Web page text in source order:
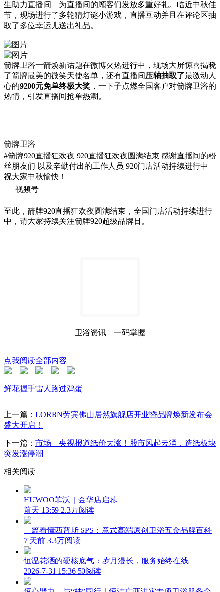
生助力直播间，为直播间的顾客们发放多重好礼。 临近中秋佳
节，现场进行了多轮猜灯谜小游戏，直播互动并且在评论区抽
取了多位幸运儿送出礼品。
箭牌卫浴一箭焕新话题在微博火热进行中，现场大屏惊喜揭晓
了箭牌最美的微笑天使名单，还有直播间压轴抽取了最激动人
心的9200元免单终极大奖 ，一下子点燃全国客户对箭牌卫浴的
热情，引发直播间抢单热潮。
箭牌卫浴
#箭牌920直播狂欢夜 920直播狂欢夜圆满结束 感谢直播间的粉
丝朋友们 以及辛勤付出的工作人员 920门店活动持续进行中
祝大家中秋愉快！
视频号
至此，箭牌920直播狂欢夜圆满结束，全国门店活动持续进行
中，请大家持续关注箭牌920超级品牌日。
卫浴资讯，一码掌握
点我阅读全部内容
鲜花握手雷人 路过鸡蛋
上一篇： LORBN劳宾佛山居然旗舰店开业暨品牌焕新发布会
盛大开启！
下一篇： 市场｜央视报道纸价大涨！股市风起云涌，造纸板块
突发涨停潮
相关阅读
HUWOO菲沃｜金华店启幕
前天 13:59 2.3万阅读
一篇看懂西普斯 SPS：意式高端原创卫浴五金品牌百科
7 天前 3.3万阅读
恒温花洒的硬核底气：岁月漫长，服务始终在线
2026-7-31 15:36 50阅读